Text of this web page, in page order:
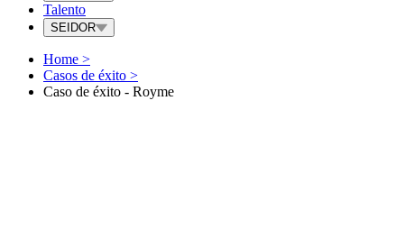
Talento
SEIDOR
Home >
Casos de éxito >
Caso de éxito - Royme